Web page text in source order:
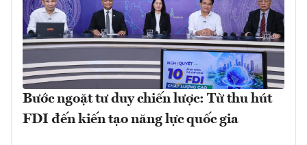
Bước ngoặt tư duy chiến lược: Từ thu hút
FDI đến kiến tạo năng lực quốc gia